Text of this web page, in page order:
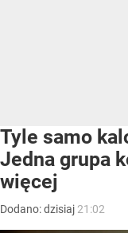
Tyle samo
Jedna grupa
więcej
Dodano:dzisiaj 21:02